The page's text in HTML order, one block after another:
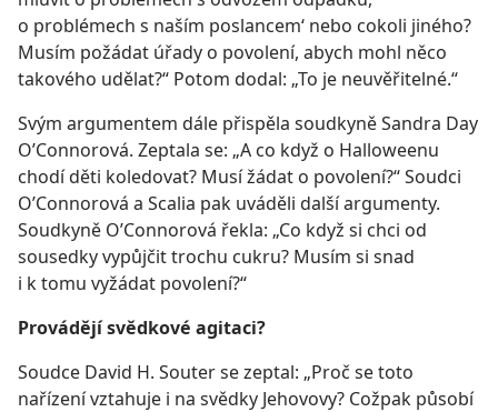
o problémech s naším poslancem‘ nebo cokoli jiného?
Musím požádat úřady o povolení, abych mohl něco
takového udělat?“ Potom dodal: „To je neuvěřitelné.“
Svým argumentem dále přispěla soudkyně Sandra Day
O’Connorová. Zeptala se: „A co když o Halloweenu
chodí děti koledovat? Musí žádat o povolení?“ Soudci
O’Connorová a Scalia pak uváděli další argumenty.
Soudkyně O’Connorová řekla: „Co když si chci od
sousedky vypůjčit trochu cukru? Musím si snad
i k tomu vyžádat povolení?“
Provádějí svědkové agitaci?
Soudce David H. Souter se zeptal: „Proč se toto
nařízení vztahuje i na svědky Jehovovy? Cožpak působí